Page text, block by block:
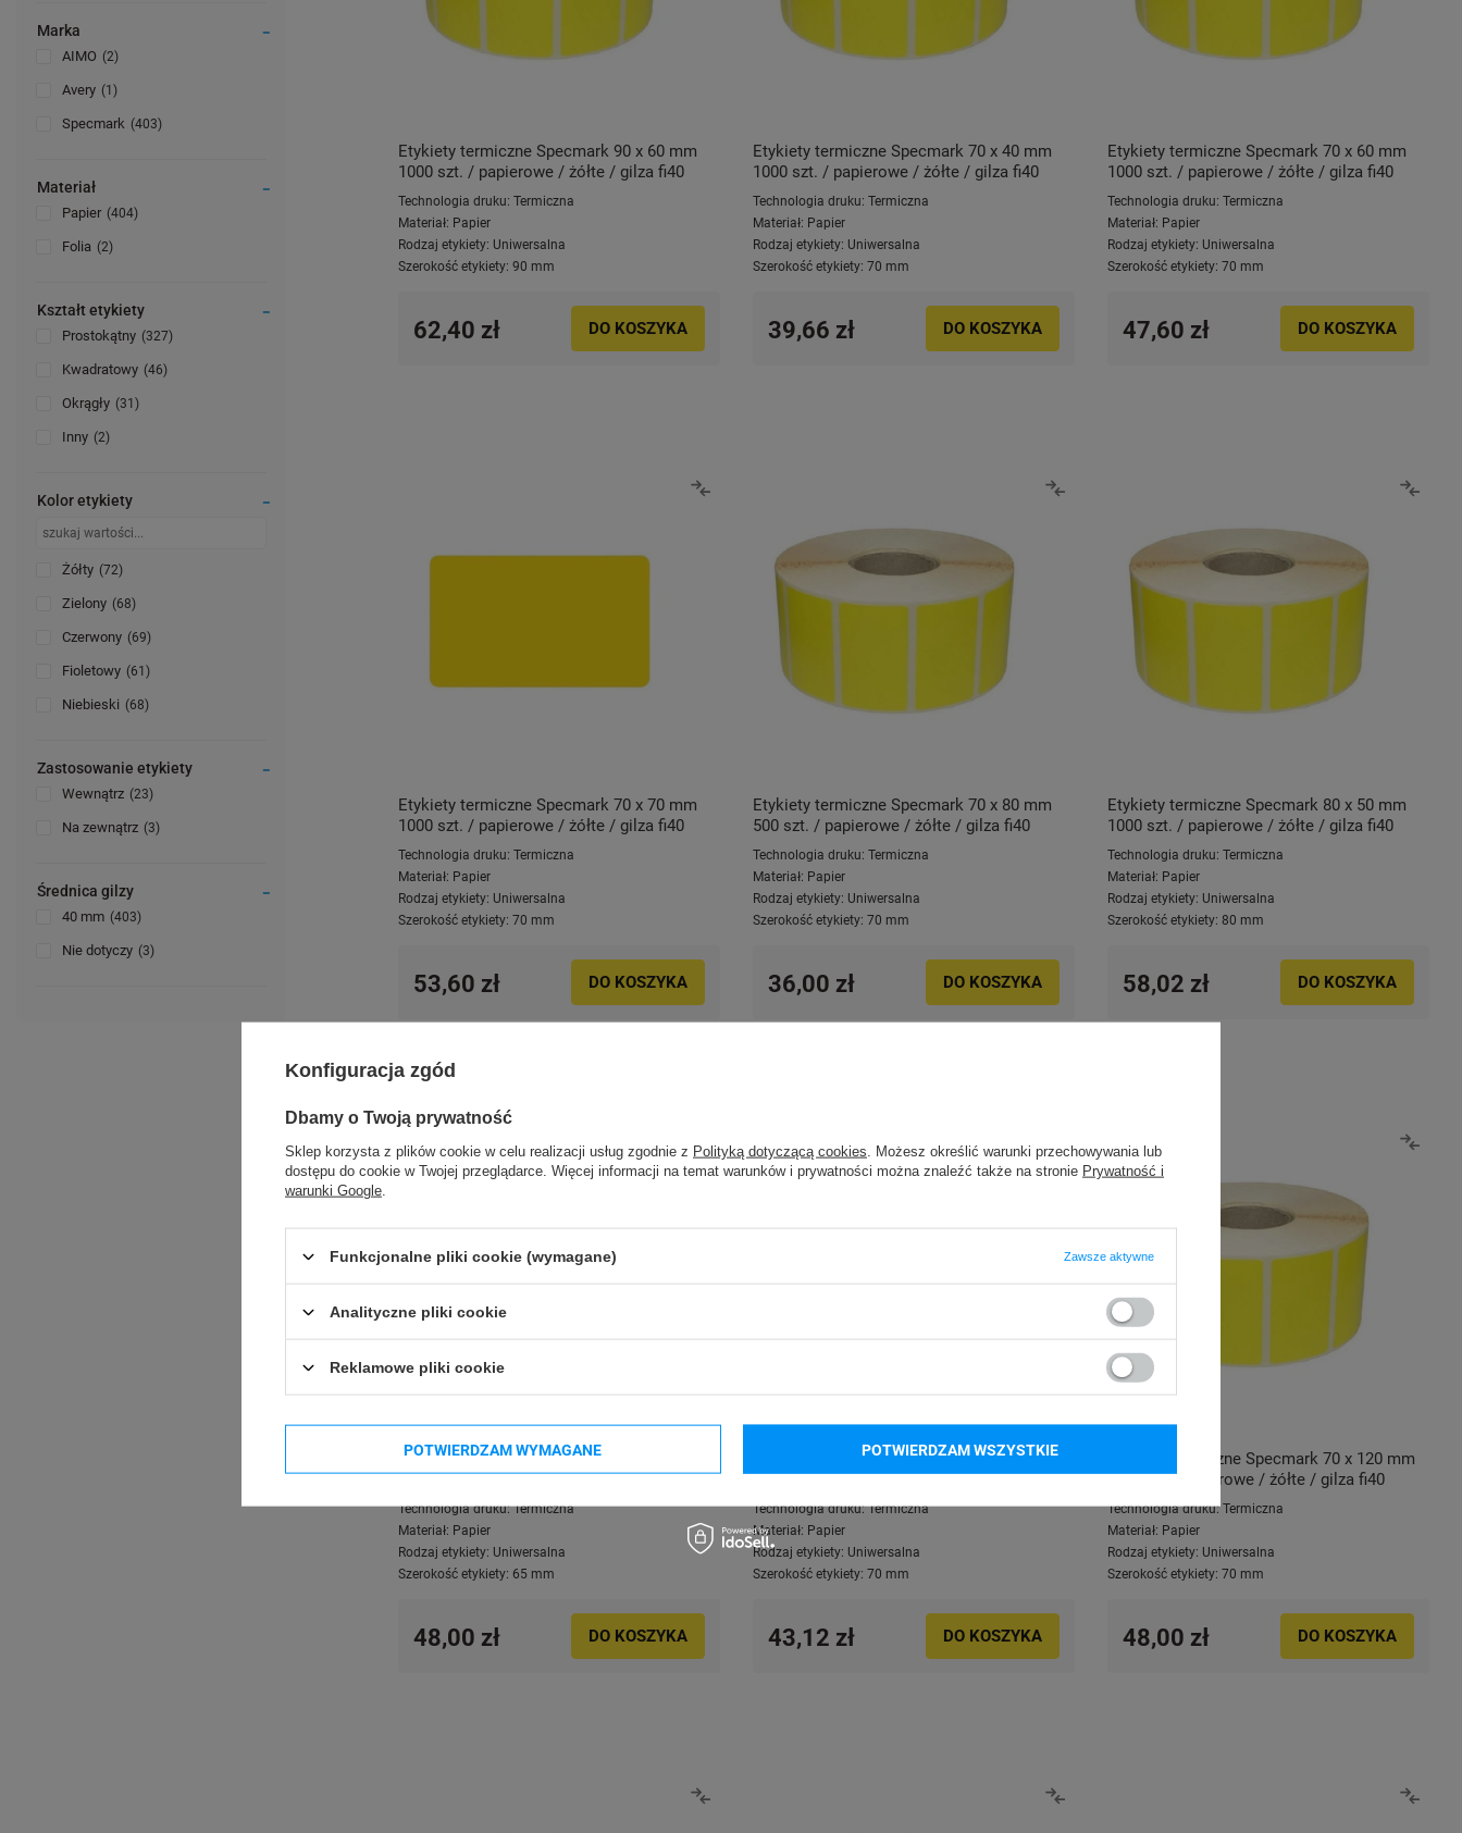
Marka
AIMO 2
Avery 1
Specmark 403
Materiał
Papier 404
Folia 2
Kształt etykiety
Prostokątny 327
Kwadratowy 46
Okrągły 31
Inny 2
Kolor etykiety
Żółty 72
Zielony 68
Czerwony 69
Fioletowy 61
Niebieski 68
Zastosowanie etykiety
Wewnątrz 23
Na zewnątrz 3
Średnica gilzy
40 mm 403
Nie dotyczy 3
Etykiety termiczne Specmark 90 x 60 mm
1000 szt. / papierowe / żółte / gilza fi40
Technologia druku: Termiczna
Materiał: Papier
Rodzaj etykiety: Uniwersalna
Szerokość etykiety: 90 mm
62,40 zł DO KOSZYKA
Etykiety termiczne Specmark 70 x 40 mm
1000 szt. / papierowe / żółte / gilza fi40
Technologia druku: Termiczna
Materiał: Papier
Rodzaj etykiety: Uniwersalna
Szerokość etykiety: 70 mm
39,66 zł DO KOSZYKA
Etykiety termiczne Specmark 70 x 60 mm
1000 szt. / papierowe / żółte / gilza fi40
Technologia druku: Termiczna
Materiał: Papier
Rodzaj etykiety: Uniwersalna
Szerokość etykiety: 70 mm
47,60 zł DO KOSZYKA
Etykiety termiczne Specmark 70 x 70 mm
1000 szt. / papierowe / żółte / gilza fi40
Technologia druku: Termiczna
Materiał: Papier
Rodzaj etykiety: Uniwersalna
Szerokość etykiety: 70 mm
53,60 zł DO KOSZYKA
Etykiety termiczne Specmark 70 x 80 mm
500 szt. / papierowe / żółte / gilza fi40
Technologia druku: Termiczna
Materiał: Papier
Rodzaj etykiety: Uniwersalna
Szerokość etykiety: 70 mm
36,00 zł DO KOSZYKA
Etykiety termiczne Specmark 80 x 50 mm
1000 szt. / papierowe / żółte / gilza fi40
Technologia druku: Termiczna
Materiał: Papier
Rodzaj etykiety: Uniwersalna
Szerokość etykiety: 80 mm
58,02 zł DO KOSZYKA
Etykiety termiczne Specmark 65 x 65 mm
1000 szt. / papierowe / żółte / gilza fi40
Technologia druku: Termiczna
Materiał: Papier
Rodzaj etykiety: Uniwersalna
Szerokość etykiety: 65 mm
48,00 zł DO KOSZYKA
Etykiety termiczne Specmark 70 x 100 mm
500 szt. / papierowe / żółte / gilza fi40
Technologia druku: Termiczna
Materiał: Papier
Rodzaj etykiety: Uniwersalna
Szerokość etykiety: 70 mm
43,12 zł DO KOSZYKA
Etykiety termiczne Specmark 70 x 120 mm
500 szt. / papierowe / żółte / gilza fi40
Technologia druku: Termiczna
Materiał: Papier
Rodzaj etykiety: Uniwersalna
Szerokość etykiety: 70 mm
48,00 zł DO KOSZYKA
Konfiguracja zgód
Dbamy o Twoją prywatność
Sklep korzysta z plików cookie w celu realizacji usług zgodnie z Polityką dotyczącą cookies . Możesz określić warunki przechowywania lub
dostępu do cookie w Twojej przeglądarce. Więcej informacji na temat warunków i prywatności można znaleźć także na stronie Prywatność i
warunki Google
Funkcjonalne pliki cookie (wymagane) Zawsze aktywne
Analityczne pliki cookie
Reklamowe pliki cookie
POTWIERDZAM WYMAGANE POTWIERDZAM WSZYSTKIE